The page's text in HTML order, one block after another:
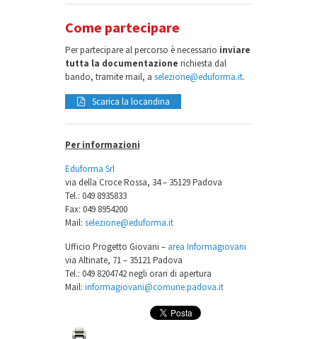
Come partecipare
Per partecipare al percorso è necessario inviare
tutta la documentazione richiesta dal
bando, tramite mail, a selezione@eduforma.it.
Scarica la locandina
Per informazioni
Eduforma Srl
via della Croce Rossa, 34 – 35129 Padova
Tel.: 049 8935833
Fax: 049 8954200
Mail: selezione@eduforma.it
Ufficio Progetto Giovani – area Informagiovani
via Altinate, 71 – 35121 Padova
Tel.: 049 8204742 negli orari di apertura
Mail: informagiovani@comune.padova.it